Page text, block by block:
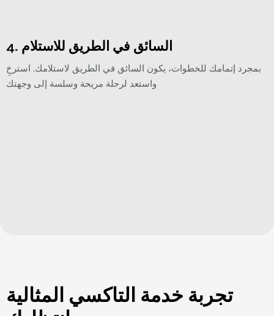
4. السائق في الطريق للاستلام
بمجرد إتمامك للخطوات، يكون السائق في الطريق لاستلامك. استرخِ
واستعد لرحلة مريحة وسلسة إلى وجهتك
تجربة خدمة التاكسي المثالية